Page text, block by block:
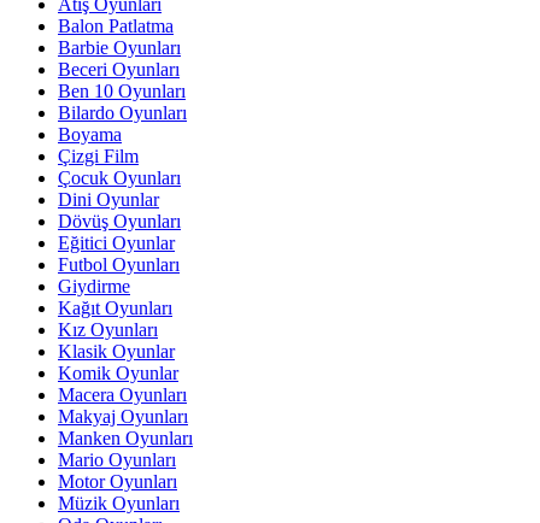
Atış Oyunları
Balon Patlatma
Barbie Oyunları
Beceri Oyunları
Ben 10 Oyunları
Bilardo Oyunları
Boyama
Çizgi Film
Çocuk Oyunları
Dini Oyunlar
Dövüş Oyunları
Eğitici Oyunlar
Futbol Oyunları
Giydirme
Kağıt Oyunları
Kız Oyunları
Klasik Oyunlar
Komik Oyunlar
Macera Oyunları
Makyaj Oyunları
Manken Oyunları
Mario Oyunları
Motor Oyunları
Müzik Oyunları